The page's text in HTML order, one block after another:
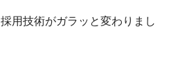
用技術がガラッと変わりまし